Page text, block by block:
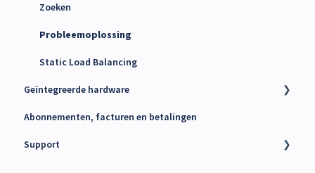
Zoeken
Probleemoplossing
Static Load Balancing
Geïntegreerde hardware
Laders
kWh Meters
Abonnementen, facturen en betalingen
Support